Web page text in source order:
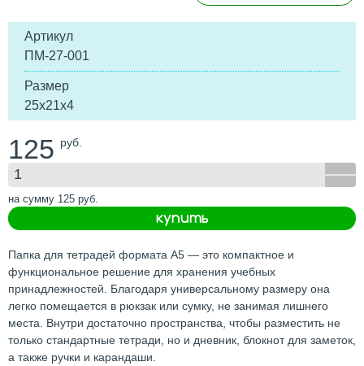
Артикул
ПМ-27-001
Размер
25х21х4
125 руб.
на сумму 125 руб.
купить
Папка для тетрадей формата А5 — это компактное и
функциональное решение для хранения учебных
принадлежностей. Благодаря универсальному размеру она
легко помещается в рюкзак или сумку, не занимая лишнего
места. Внутри достаточно пространства, чтобы разместить не
только стандартные тетради, но и дневник, блокнот для заметок,
а также ручки и карандаши.